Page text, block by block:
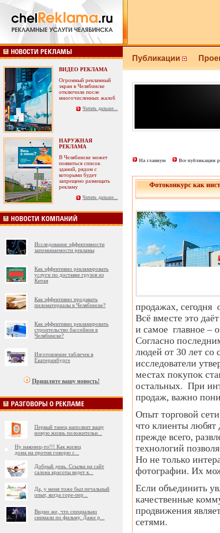
ВИДЕО РЕКЛАМА
Огромный рекламный
экран в Челябинске
отключили после
многочисленных жалоб
Читать дальше...
НАРУЖНАЯ
РЕКЛАМА
В Челябинске может
появиться список
зданий, рядом с
которыми будет
запрещено размещать
рекламу
Читать дальше...
Исследование эффективности
запоминаемости рекламы
Как эффективно рекламировать
услуги по доставке грузов из
Китая
Как эффективно продавать
пиломатериалы в Челябинске?
Как эффективно рекламировать
строительство бассейнов в
Челябинске?
Изготовление табличек в
Екатеринбурге
Пришлите вашу новость!
Первый танец наполнит вашу
новую жизнь положительн
Ну наконец-то!!! Как жилец
дома на против говорю с
Добрый день. Ссылка на сайт
салона красоты ведет к
Да, у меня тоже был печальный
опыт, когда горе-пер
Видно же, что специально
снимали по фильму. Даже р
Публикации
На главную Все публикации
Фотоконкурс как
продажах, сегодня
Всё вместе это
и самое главное –
Согласно
людей от 30 лет со
исследователи
местах покупок
остальных. При
продаж, важно
Опыт торговой
что клиенты любят
прежде всего,
технологий
Но не только
фотографии. Их
Если объединить
качественные
продвижения
сетями.